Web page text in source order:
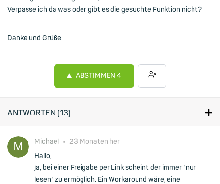
Verpasse ich da was oder gibt es die gesuchte Funktion nicht?
Danke und Grüße
ABSTIMMEN 4
ANTWORTEN (13)
Michael • 23 Monaten her
Hallo,
ja, bei einer Freigabe per Link scheint der immer "nur
lesen" zu ermöglich. Ein Workaround wäre, eine